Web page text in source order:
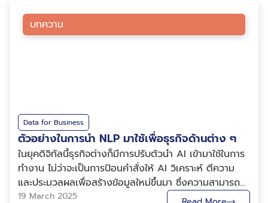
เห็นว่ามนุษย์มีความพยายามหาความหมายจากสิ่งเหนือ
ธรรมชาติและปรากฏการณ์ทางจักรวาลมาโดยตลอด และใน
ดิจิทัลปัจจุบัน เทคโนโลยีได้เข้ามามีบทบาทในทุกมิติของชีวิต
มนุษย์ แม้กระทั่งการดูดวงเองก็ไม่อาจแยกออกจากการ
พัฒนาของ ข้อมูลขนาดใหญ่ (Big Data) และ ปัญญา
ประดิษฐ์ (Artificial Intelligence: AI) การประมวลผล
ข้อมูลมหาศาลร่วมกับอัลกอริทึมการเรียนรู้ของเครื่อง
(Machine Learning) ช่วยให้การทำนายดวงมีความหลาก
บทความ
Data for Business
ตัวอย่างในการนำ NLP มาใช้เพื่อธุรกิจด้านต่าง ๆ
ในยุคดิจิทัลนี้ธุรกิจต่างก็มีการปรับตัวนำ AI เข้ามาใช้ในการ
ทำงาน ไม่ว่าจะเป็นการป้อนคำสั่งให้ AI วิเคราะห์ ตีความ
และประมวลผลเพื่อสร้างข้อมูลใหม่ขึ้นมา ซึ่งความสามารถ
ของ AI ก็เป็นผลมาจากการถูกฝึกฝน โดยการใช้เทคโนโลยี
19 March 2025